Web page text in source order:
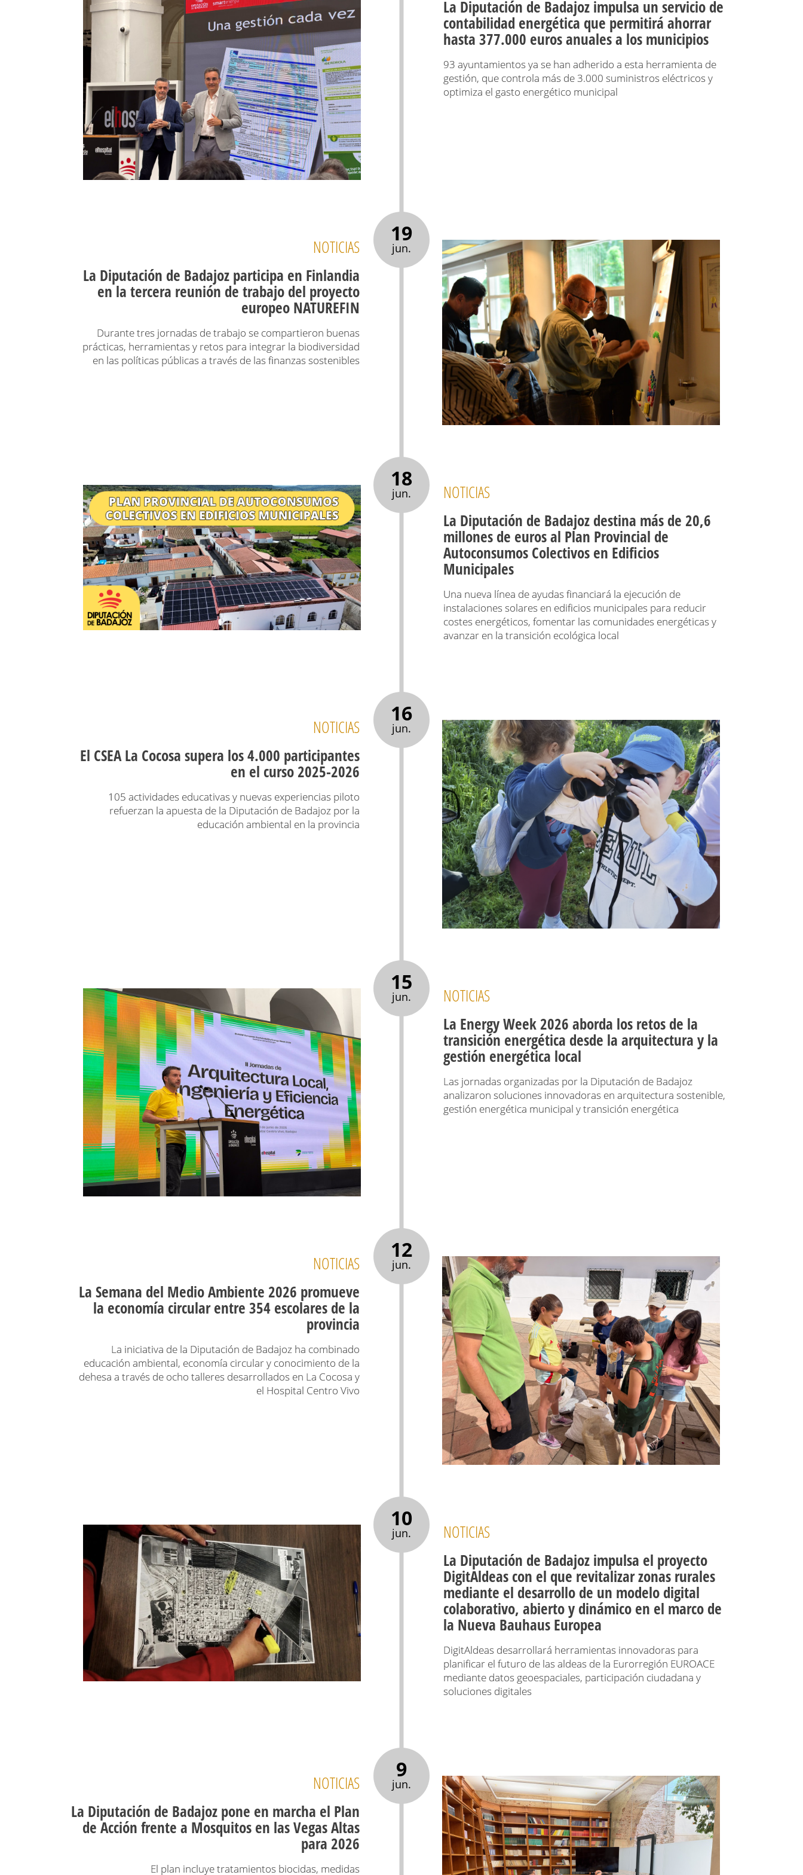
La Diputación de Badajoz impulsa un servicio de
contabilidad energética que permitirá ahorrar
hasta 377.000 euros anuales a los municipios
93 ayuntamientos ya se han adherido a esta herramienta de
gestión, que controla más de 3.000 suministros eléctricos y
optimiza el gasto energético municipal
19
jun.
NOTICIAS
La Diputación de Badajoz participa en Finlandia
en la tercera reunión de trabajo del proyecto
europeo NATUREFIN
Durante tres jornadas de trabajo se compartieron buenas
prácticas, herramientas y retos para integrar la biodiversidad
en las políticas públicas a través de las finanzas sostenibles
18
jun. NOTICIAS
La Diputación de Badajoz destina más de 20,6
millones de euros al Plan Provincial de
Autoconsumos Colectivos en Edificios
Municipales
Una nueva línea de ayudas financiará la ejecución de
instalaciones solares en edificios municipales para reducir
costes energéticos, fomentar las comunidades energéticas y
avanzar en la transición ecológica local
16
jun.
NOTICIAS
El CSEA La Cocosa supera los 4.000 participantes
en el curso 2025-2026
105 actividades educativas y nuevas experiencias piloto
refuerzan la apuesta de la Diputación de Badajoz por la
educación ambiental en la provincia
15
jun. NOTICIAS
La Energy Week 2026 aborda los retos de la
transición energética desde la arquitectura y la
gestión energética local
Las jornadas organizadas por la Diputación de Badajoz
analizaron soluciones innovadoras en arquitectura sostenible,
gestión energética municipal y transición energética
12
jun.
NOTICIAS
La Semana del Medio Ambiente 2026 promueve
la economía circular entre 354 escolares de la
provincia
La iniciativa de la Diputación de Badajoz ha combinado
educación ambiental, economía circular y conocimiento de la
dehesa a través de ocho talleres desarrollados en La Cocosa y
el Hospital Centro Vivo
10
jun. NOTICIAS
La Diputación de Badajoz impulsa el proyecto
DigitAldeas con el que revitalizar zonas rurales
mediante el desarrollo de un modelo digital
colaborativo, abierto y dinámico en el marco de
la Nueva Bauhaus Europea
DigitAldeas desarrollará herramientas innovadoras para
planificar el futuro de las aldeas de la Eurorregión EUROACE
mediante datos geoespaciales, participación ciudadana y
soluciones digitales
9
jun.
NOTICIAS
La Diputación de Badajoz pone en marcha el Plan
de Acción frente a Mosquitos en las Vegas Altas
para 2026
El plan incluye tratamientos biocidas, medidas